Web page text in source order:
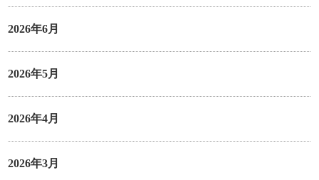
2026年6月
2026年5月
2026年4月
2026年3月